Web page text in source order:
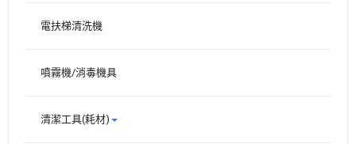
電扶梯清洗機
噴霧機/消毒機具
清潔工具(耗材)